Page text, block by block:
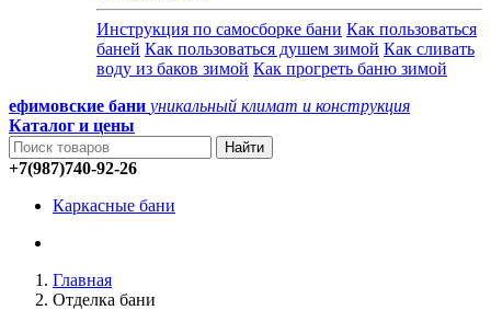
Инструкция по самосборке бани Как пользоваться
баней Как пользоваться душем зимой Как сливать
воду из баков зимой Как прогреть баню зимой
ефимовские бани уникальный климат и конструкция
Каталог и цены
+7(987)740-92-26
Каркасные бани
Главная
Отделка бани